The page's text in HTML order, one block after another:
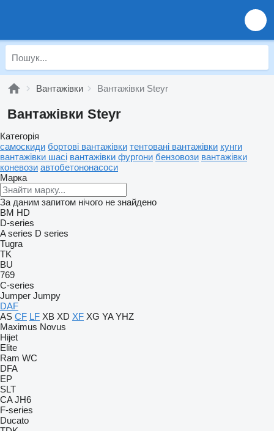
Вантажівки Вантажівки Steyr
Вантажівки Steyr
Категорія
самоскиди бортовi вантажівки тентовані вантажівки кунги
вантажівки шасі вантажівки фургони бензовози вантажівки
коневози автобетононасоси
Марка
За даним запитом нічого не знайдено
BM HD
D-series
A series D series
Tugra
TK
BU
769
C-series
Jumper Jumpy
DAF
AS CF LF XB XD XF XG YA YHZ
Maximus Novus
Hijet
Elite
Ram WC
DFA
EP
SLT
CA JH6
F-series
Ducato